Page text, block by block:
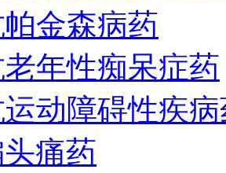
金森病药
年性痴呆症药
动障碍性疾
痛药